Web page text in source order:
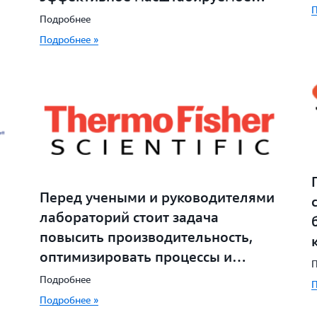
решение, которое быстро
обрабатывает данные
Подробнее
Подробнее »
Перед учеными и руководителями
лабораторий стоит задача
повысить производительность,
оптимизировать процессы и
предотвратить ошибки при
проведении практических
Подробнее
Подробнее »